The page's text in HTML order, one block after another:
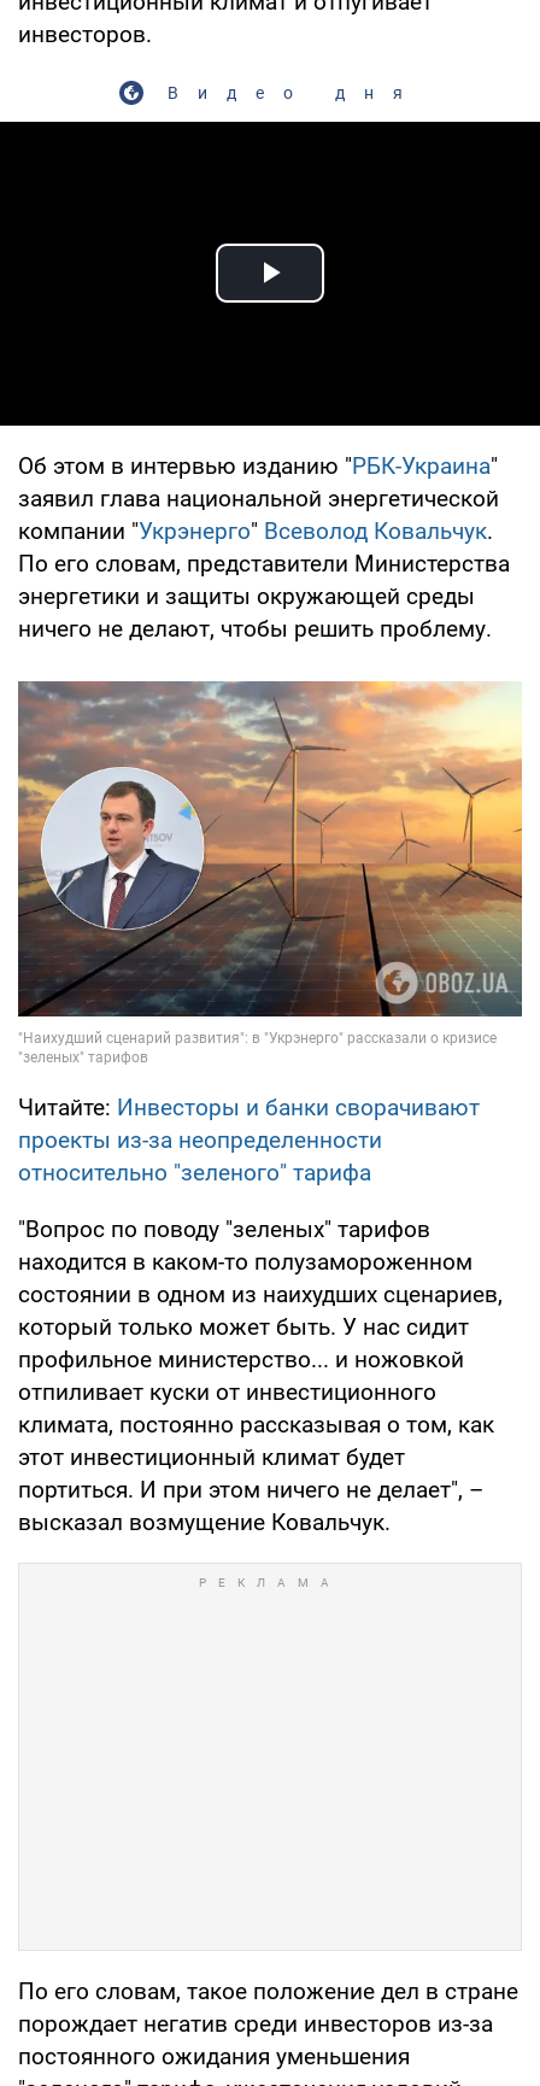
инвесторов.
Видео дня
Play Video
Об этом в интервью изданию "РБК-Украина"
заявил глава национальной энергетической
компании "Укрэнерго" Всеволод Ковальчук.
По его словам, представители Министерства
энергетики и защиты окружающей среды
ничего не делают, чтобы решить проблему.
Читайте: Инвесторы и банки сворачивают
проекты из-за неопределенности
относительно "зеленого" тарифа
"Вопрос по поводу "зеленых" тарифов
находится в каком-то полузамороженном
состоянии в одном из наихудших сценариев,
который только может быть. У нас сидит
профильное министерство... и ножовкой
отпиливает куски от инвестиционного
климата, постоянно рассказывая о том, как
этот инвестиционный климат будет
портиться. И при этом ничего не делает", –
высказал возмущение Ковальчук.
По его словам, такое положение дел в стране
порождает негатив среди инвесторов из-за
постоянного ожидания уменьшения